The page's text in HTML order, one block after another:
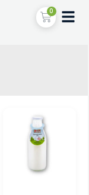
0